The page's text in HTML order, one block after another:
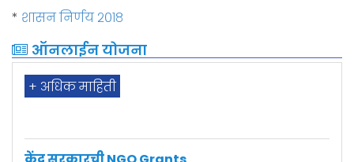
* शासन निर्णय २०१८
ऑनलाईन योजना
भारत सरकार शिष्यवृत्ती
+ अधिक माहिती
+ अधिक माहिती